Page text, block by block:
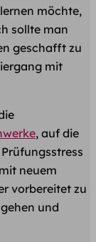
möchte,
sollte man
geschafft zu
mit
, auf die
neuem
vorbereitet zu
und